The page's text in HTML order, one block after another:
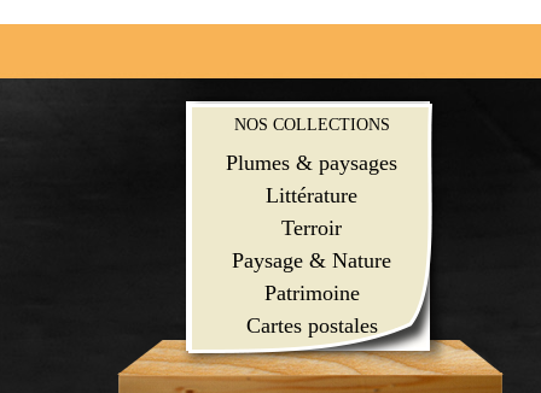
NOS COLLECTIONS
Plumes & paysages
Littérature
Terroir
Paysage & Nature
Patrimoine
Cartes postales